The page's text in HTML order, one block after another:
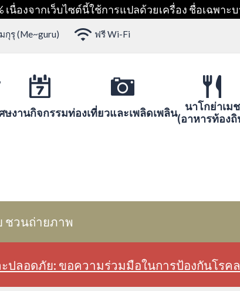
นื่องจากเว็บไซต์นี้ใช้การแปลด้วยเครื่อง ชื่อเฉพา
มกุรุ (Me~guru) ฟรี Wi-Fi
ษงานกิจกรรมท่องเที่ยวและเพลิดเพลิน
นาโกย่าเมช
(อาหารท้องถิ
ชวนถ่ายภาพ
ปลอดภัย: ขอความร่วมมือในการป้องกันโรค